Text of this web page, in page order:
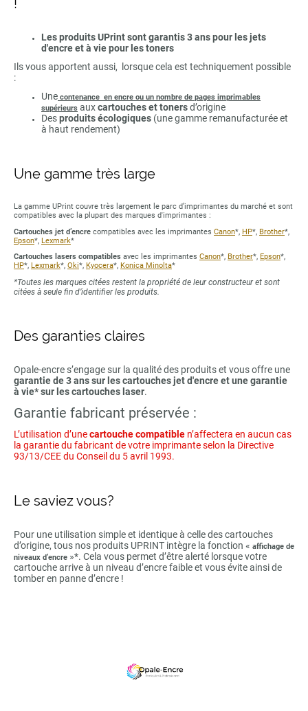
!
Les produits UPrint sont garantis 3 ans pour les jets
d'encre et à vie pour les toners
Ils vous apportent aussi, lorsque cela est techniquement possible
:
Une contenance en encre ou un nombre de pages imprimables
supérieurs auxcartouches et tonersd’origine
Desproduits écologiques (une gamme remanufacturée et
à haut rendement)
Une gamme très large
La gamme UPrint couvre très largement le parc d’imprimantes du marché et sont
compatibles avec la plupart des marques d'imprimantes :
Cartouches jet d’encre compatibles avec les imprimantes Canon*, HP*, Brother*,
Epson*, Lexmark*
Cartouches lasers compatibles avec les imprimantes Canon*, Brother*, Epson*,
HP*, Lexmark*, Oki*, Kyocera*, Konica Minolta*
*Toutes les marques citées restent la propriété de leur constructeur et sont
citées à seule fin d’identifier les produits.
Des garanties claires
Opale-encre s’engage sur la qualité des produits et vous offre une
garantie de 3 ans sur les cartouches jet d'encre et une garantie
à vie* sur les cartouches laser.
Garantie fabricant préservée :
L’utilisation d’unecartouche compatible n’affectera en aucun cas
la garantie du fabricant de votre imprimante selon la Directive
93/13/CEE du Conseil du 5 avril 1993.
Le saviez vous?
Pour une utilisation simple et identique à celle des cartouches
d’origine, tous nos produits UPRINT intègre la fonction « affichage de
niveaux d’encre »*. Cela vous permet d’être alerté lorsque votre
cartouche arrive à un niveau d’encre faible et vous évite ainsi de
tomber en panne d’encre !